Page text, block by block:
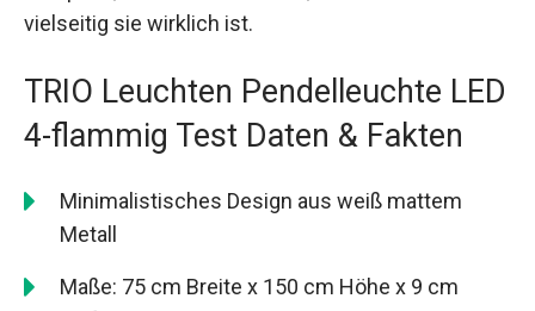
vielseitig sie wirklich ist.
TRIO Leuchten Pendelleuchte LED
4-flammig Test Daten & Fakten
Minimalistisches Design aus weiß mattem
Metall
Maße: 75 cm Breite x 150 cm Höhe x 9 cm